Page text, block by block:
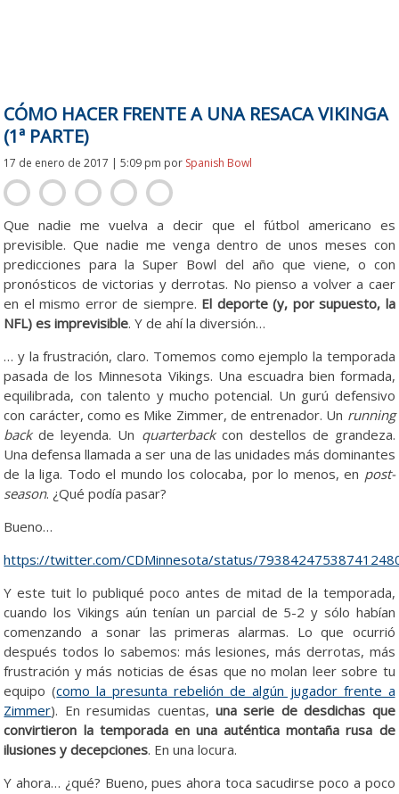
CÓMO HACER FRENTE A UNA RESACA VIKINGA
(1ª PARTE)
17 de enero de 2017 | 5:09 pm por Spanish Bowl
Que nadie me vuelva a decir que el fútbol americano es
previsible. Que nadie me venga dentro de unos meses con
predicciones para la Super Bowl del año que viene, o con
pronósticos de victorias y derrotas. No pienso a volver a caer
en el mismo error de siempre. El deporte (y, por supuesto, la
NFL) es imprevisible. Y de ahí la diversión…
… y la frustración, claro. Tomemos como ejemplo la temporada
pasada de los Minnesota Vikings. Una escuadra bien formada,
equilibrada, con talento y mucho potencial. Un gurú defensivo
con carácter, como es Mike Zimmer, de entrenador. Un running
backde leyenda. Un quarterbackcon destellos de grandeza.
Una defensa llamada a ser una de las unidades más dominantes
de la liga. Todo el mundo los colocaba, por lo menos, en post-
season. ¿Qué podía pasar?
Bueno…
https://twitter.com/CDMinnesota/status/
Y este tuit lo publiqué poco antes de mitad de la temporada,
cuando los Vikings aún tenían un parcial de 5-2 y sólo habían
comenzando a sonar las primeras alarmas. Lo que ocurrió
después todos lo sabemos: más lesiones, más derrotas, más
frustración y más noticias de ésas que no molan leer sobre tu
equipo (como la presunta rebelión de algún jugador frente a
Zimmer). En resumidas cuentas, una serie de desdichas que
convirtieron la temporada en una auténtica montaña rusa de
ilusiones y decepciones. En una locura.
Y ahora… ¿qué? Bueno, pues ahora toca sacudirse poco a poco